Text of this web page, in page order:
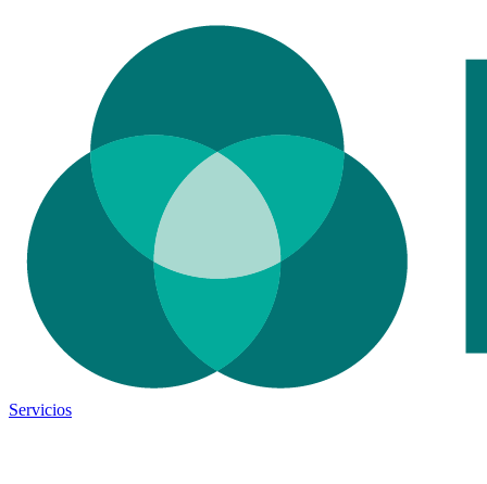
Servicios